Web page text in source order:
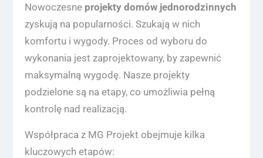
Nowoczesne projekty domów jednorodzinnych
zyskują na popularności. Szukają w nich
komfortu i wygody. Proces od wyboru do
wykonania jest zaprojektowany, by zapewnić
maksymalną wygodę. Nasze projekty
podzielone są na etapy, co umożliwia pełną
kontrolę nad realizacją.
Współpraca z MG Projekt obejmuje kilka
kluczowych etapów: